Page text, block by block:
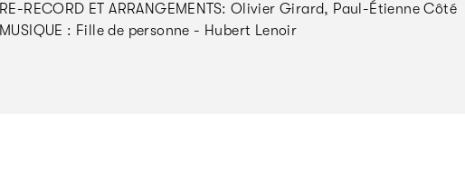
RE-RECORD ET ARRANGEMENTS: Olivier Girard, Paul-Étienne Côté
MUSIQUE : Fille de personne - Hubert Lenoir